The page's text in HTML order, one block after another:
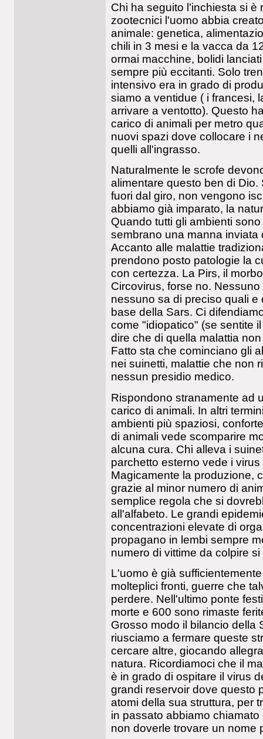
Chi ha seguito l'inchiesta si è
zootecnici l'uomo abbia
animale: genetica,
chili in 3 mesi e la vacca da
ormai macchine, bolidi
sempre più eccitanti. Solo
intensivo era in grado di
siamo a ventidue ( i francesi,
arrivare a ventotto). Questo
carico di animali per metro
nuovi spazi dove collocare i
quelli all'ingrasso.
Naturalmente le scrofe
alimentare questo ben di
fuori dal giro, non vengono
abbiamo già imparato, la
Quando tutti gli ambienti
sembrano una manna inviata
Accanto alle malattie
prendono posto patologie la
con certezza. La Pirs, il
Circovirus, forse no.
nessuno sa di preciso quali
base della Sars. Ci
come "idiopatico" (se sentite
dire che di quella malattia
Fatto sta che cominciano gli
nei suinetti, malattie che non
nessun presidio medico.
Rispondono stranamente ad
carico di animali. In altri
ambienti più spaziosi,
di animali vede scomparire
alcuna cura. Chi alleva i
parchetto esterno vede i
Magicamente la produzione,
grazie al minor numero di
semplice regola che si
all'alfabeto. Le grandi
concentrazioni elevate di
propagano in lembi sempre
numero di vittime da colpire
L'uomo è già
molteplici fronti, guerre che
perdere. Nell'ultimo ponte
morte e 600 sono rimaste
Grosso modo il bilancio della
riusciamo a fermare queste
cercare altre, giocando
natura. Ricordiamoci che il
è in grado di ospitare il virus
grandi reservoir dove questo
atomi della sua struttura, per
in passato abbiamo
non doverle trovare un nome